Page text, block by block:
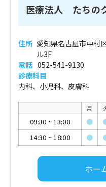
医療法人 たちの
住所 愛知県名古屋市中
ル3F
電話 052-541-9130
診療科目
内科、小児科、皮膚科
月
09:30 ~13:00 ●
14:30 ~18:00 ●
ホー